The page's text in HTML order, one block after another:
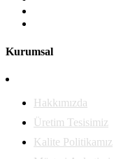
Kurumsal
Hakkımızda
Üretim Tesisimiz
Kalite Politikamız